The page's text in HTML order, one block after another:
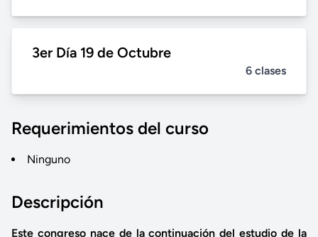
3er Día 19 de Octubre
6 clases
Requerimientos del curso
Ninguno
Descripción
Este congreso nace de la continuación del estudio de la